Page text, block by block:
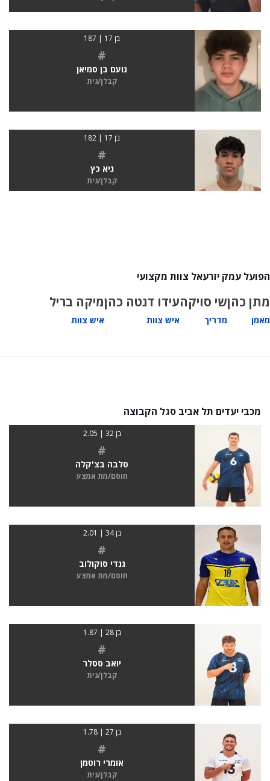
בן 17 | 187
#
נועם בן סמיאן
קבלן/נית
בן 17 | 182
#
גיא כץ
קבלן/נית
הפועל עמק יזרעאל צוות מקצועי
מתן כהן
מאמן
שי סויקה
מדריך
עידו דנטה כהן
איש צוות
מיקה בריל
איש צוות
מכבי יעדים תל אביב סגל הקבוצה
בן 32 | 2.05
#
סלבה בצ'קלה
חוסם/מת אמצע
בן 34 | 2.01
#
גנדי סוקולוב
חוסם/מת אמצע
בן 28 | 1.87
#
יואב ססלר
קבלן/נית
בן 27 | 1.78
#
אומרי רוטמן
קבלן/נית